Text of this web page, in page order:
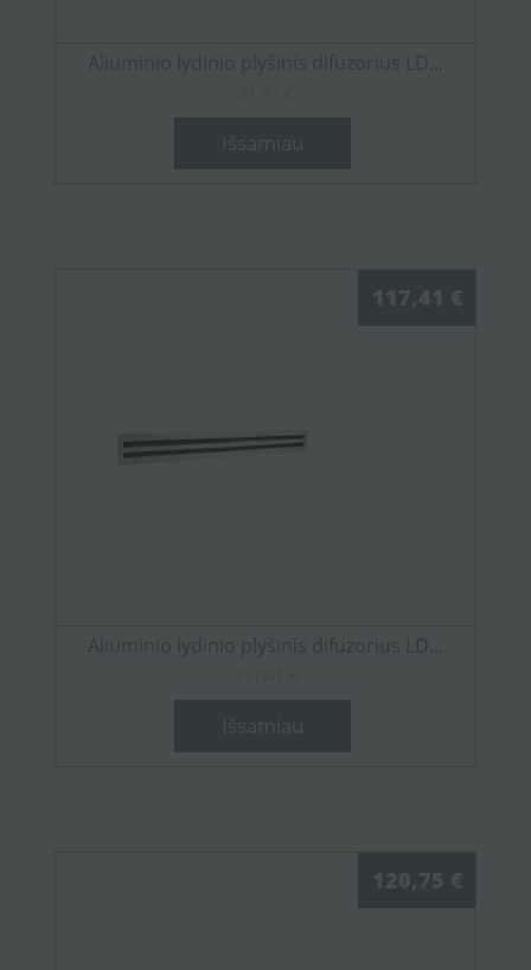
Aliuminio lydinio plyšinis difuzorius LD...
Išsamiau
117,41 €
Aliuminio lydinio plyšinis difuzorius LD...
Išsamiau
120,75 €